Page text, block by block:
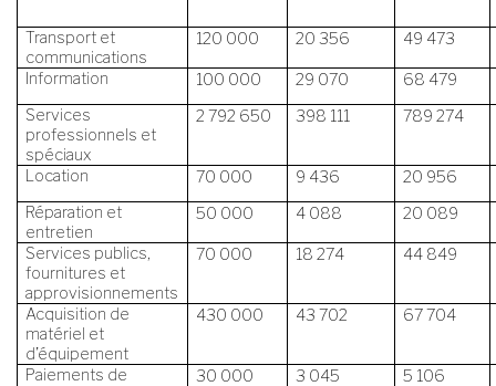
Transport et
communications
120 000 20 356
49 473
Information
100 000 29 070
68 479
Services
professionnels et
spéciaux
2 792 650 398 111 789 274
Location 70 000 9 436
20 956
Réparation et
entretien
50 000 4 088
20 089
Services publics,
fournitures et
approvisionnements
70 000 18 274 44 849
Acquisition de
matériel et
d’équipement
430 000 43 702 67 704
Paiements de
30 000 3 045
5 106